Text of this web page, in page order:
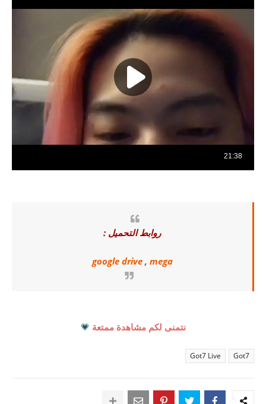
روابط التحميل :
google drive, mega
نتمنى لكم مشاهدة ممتعة 💗
Got7
Got7 Live